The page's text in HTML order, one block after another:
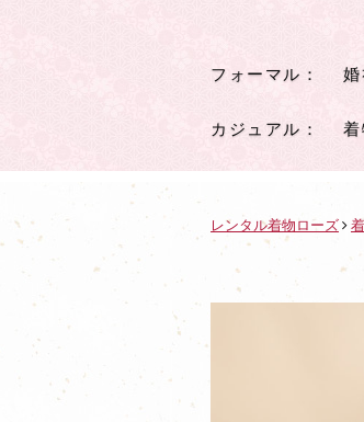
フォーマル ： 婚
カジュアル ： 着
レンタル着物ローズ